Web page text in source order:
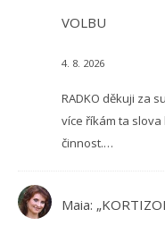
VOLBU
4. 8. 2026
RADKO děkuji za
více říkám ta
činnost.…
Maia: